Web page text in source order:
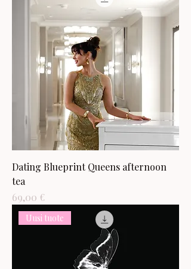
Dating Blueprint Queens afternoon
tea
Hinta
69,00 €
Uusi tuote